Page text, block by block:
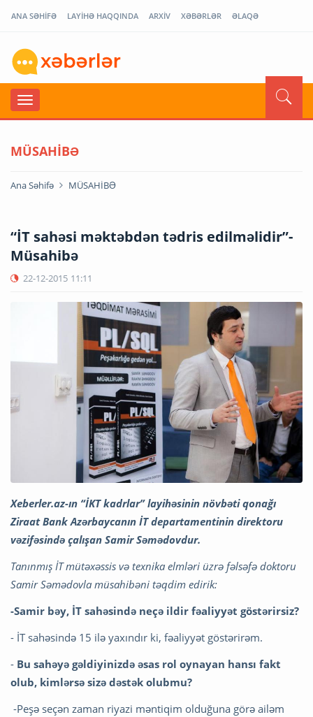
ANA SƏHİFƏ LAYİHƏ HAQQINDA ARXİV XƏBƏRLƏR ƏLAQƏ
MÜSAHİBƏ
Ana Səhifə MÜSAHİBƏ
“İT sahəsi məktəbdən tədris edilməlidir”-
Müsahibə
22-12-2015 11:11
Xeberler.az-ın “İKT kadrlar” layihəsinin növbəti qonağı
Ziraat Bank Azərbaycanın İT departamentinin direktoru
vəzifəsində çalışan Samir Səmədovdur.
Tanınmış İT mütəxəssis və texnika elmləri üzrə fəlsəfə doktoru
Samir Səmədovla müsahibəni təqdim edirik:
-Samir bəy, İT sahəsində neçə ildir fəaliyyət göstərirsiz?
- İT sahəsində 15 ilə yaxındır ki, fəaliyyət göstərirəm.
- Bu sahəyə gəldiyinizdə əsas rol oynayan hansı fakt
olub, kimlərsə sizə dəstək olubmu?
-Peşə seçən zaman riyazi məntiqim olduğuna görə ailəm